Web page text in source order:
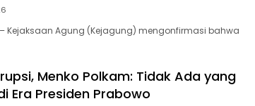
Kejaksaan Agung (Kejagung) mengonfirmasi bahwa
Menko Polkam: Tidak Ada yang
Era Presiden Prabowo